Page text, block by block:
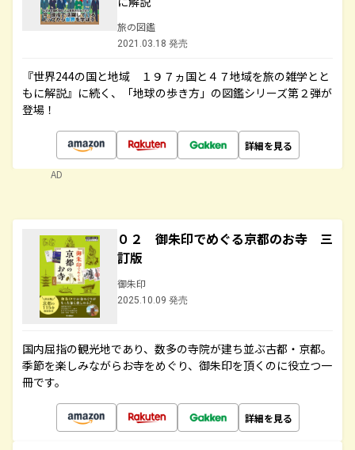
旅の図鑑
2021.03.18 発売
『世界244の国と地域 １９７ヵ国と４７地域を旅の雑学とと
もに解説』に続く、「地球の歩き方」の図鑑シリーズ第２弾が
登場！
詳細を見る
AD
０２ 御朱印でめぐる京都のお寺 三
訂版
御朱印
2025.10.09 発売
国内屈指の観光地であり、数多の寺院が建ち並ぶ古都・京都。
季節を楽しみながらお寺をめぐり、御朱印を頂くのに役立つ一
冊です。
詳細を見る